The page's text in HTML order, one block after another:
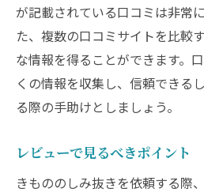
が記載されている口コミは非常
た、複数の口コミサイトを比較
な情報を得ることができます。
くの情報を収集し、信頼できる
る際の手助けとしましょう。
レビューで見るべきポイント
きもののしみ抜きを依頼する際